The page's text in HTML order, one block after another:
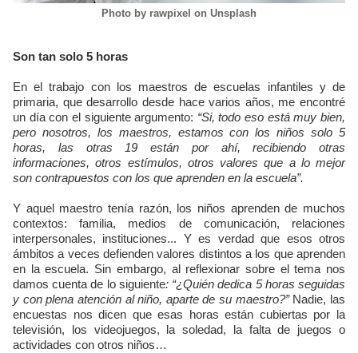
Photo by rawpixel on Unsplash
Son tan solo 5 horas
En el trabajo con los maestros de escuelas infantiles y de
primaria, que desarrollo desde hace varios años, me encontré
un día con el siguiente argumento: “Si, todo eso está muy bien,
pero nosotros, los maestros, estamos con los niños solo 5
horas, las otras 19 están por ahí, recibiendo otras
informaciones, otros estímulos, otros valores que a lo mejor
son contrapuestos con los que aprenden en la escuela”.
Y aquel maestro tenía razón, los niños aprenden de muchos
contextos: familia, medios de comunicación, relaciones
interpersonales, instituciones... Y es verdad que esos otros
ámbitos a veces defienden valores distintos a los que aprenden
en la escuela. Sin embargo, al reflexionar sobre el tema nos
damos cuenta de lo siguiente: “¿Quién dedica 5 horas seguidas
y con plena atención al niño, aparte de su maestro?” Nadie, las
encuestas nos dicen que esas horas están cubiertas por la
televisión, los videojuegos, la soledad, la falta de juegos o
actividades con otros niños…